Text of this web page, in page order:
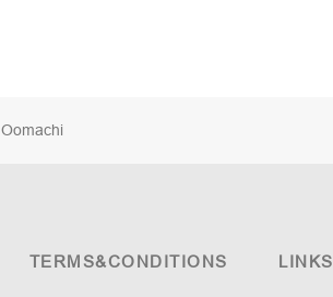
Oomachi
TERMS&CONDITIONS LINKS